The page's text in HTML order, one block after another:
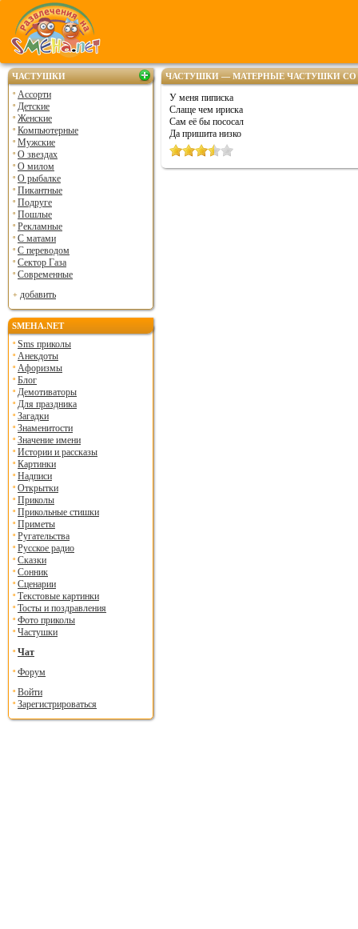
ЧАСТУШКИ
Ассорти
Детские
Женские
Компьютерные
Мужские
О звездах
О милом
О рыбалке
Пикантные
Подруге
Пошлые
Рекламные
С матами
С переводом
Сектор Газа
Современные
добавить
SMEHA.NET
Sms приколы
Анекдоты
Афоризмы
Блог
Демотиваторы
Для праздника
Загадки
Знаменитости
Значение имени
Истории и рассказы
Картинки
Надписи
Открытки
Приколы
Прикольные стишки
Приметы
Ругательства
Русское радио
Сказки
Сонник
Сценарии
Текстовые картинки
Тосты и поздравления
Фото приколы
Частушки
Чат
Форум
Войти
Зарегистрироваться
ЧАСТУШКИ — МАТЕРНЫЕ ЧАСТУШКИ
У меня пиписка
Слаще чем ириска
Сам её бы пососал
Да пришита низко